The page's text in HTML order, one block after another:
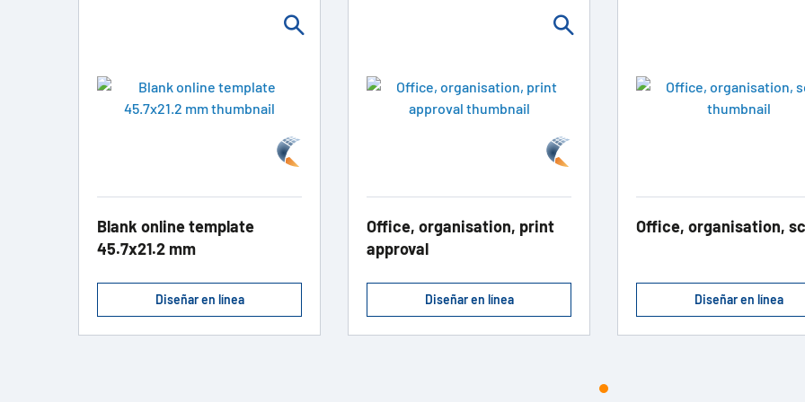
Blank online template
45.7x21.2 mm
Diseñar en línea
Office, organisation, print
approval
Diseñar en línea
Office, organisation,
Diseñar en línea